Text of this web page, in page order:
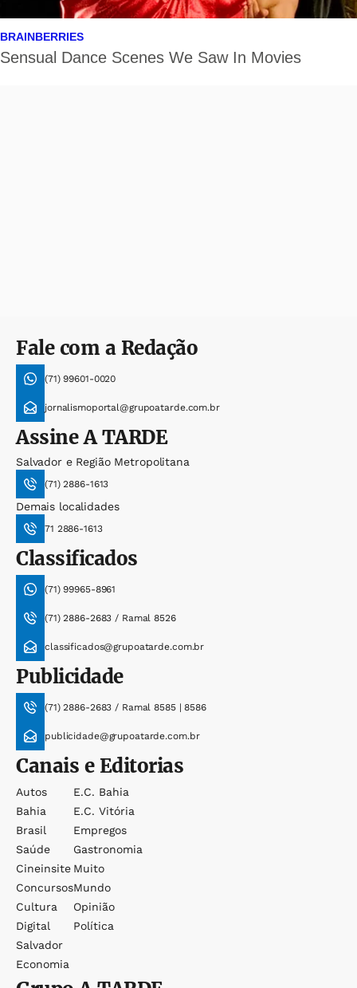
Fale com a Redação
(71) 99601-0020
jornalismoportal@grupoatarde.com.br
AssineA TARDE
Salvador e Região Metropolitana
(71) 2886-1613
Demais localidades
71 2886-1613
Classificados
(71) 99965-8961
(71) 2886-2683 / Ramal 8526
classificados@grupoatarde.com.br
Publicidade
(71) 2886-2683 / Ramal 8585 | 8586
publicidade@grupoatarde.com.br
Canais e Editorias
Autos
Bahia
Brasil
Saúde
Cineinsite
Concursos
Cultura
Digital
Salvador
Economia
E.c. Bahia
E.c. Vitória
Empregos
Gastronomia
Muito
Mundo
Opinião
Política